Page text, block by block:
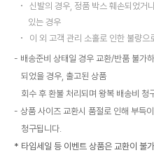
신발의 경우, 정품 박스 훼손되었거
있는 경우
이 외 고객 관리 소홀로 인한 불량으
배송준비 상태일 경우 교환/반품 불가
되었을 경우, 출고된 상품
회수 후 환불 처리되며 왕복 배송비 청
상품 사이즈 교환시 품절로 인해 부득
청구됩니다.
* 타임세일 등 이벤트 상품은 교환이 불